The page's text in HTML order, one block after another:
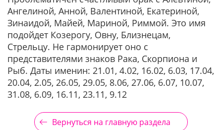
Ангелиной, Анной, Валентиной, Екатериной,
Зинаидой, Майей, Мариной, Риммой. Это имя
подойдет Козерогу, Овну, Близнецам,
Стрельцу. Не гармонирует оно с
представителями знаков Рака, Скорпиона и
Рыб. Даты именин: 21.01, 4.02, 16.02, 6.03, 17.04,
20.04, 2.05, 26.05, 29.05, 8.06, 27.06, 6.07, 10.07,
31.08, 6.09, 16.11, 23.11, 9.12
Вернуться на главную раздела